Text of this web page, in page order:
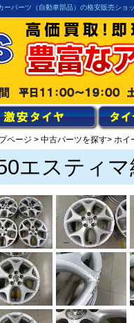
パーツ（自動車部品）の格安販売ショ
ページ > 中古パーツを探す> ホイ
エスティ